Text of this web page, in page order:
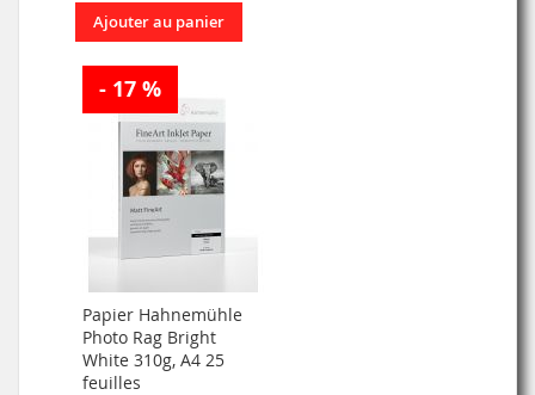
Ajouter au panier
- 17 %
Papier Hahnemühle
Photo Rag Bright
White 310g, A4 25
feuilles